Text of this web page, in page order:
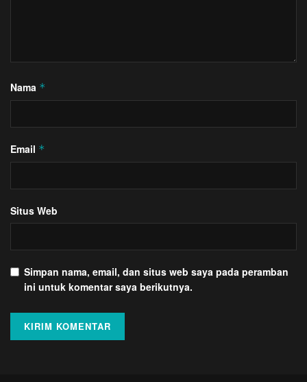
Nama *
Email *
Situs Web
Simpan nama, email, dan situs web saya pada peramban
ini untuk komentar saya berikutnya.